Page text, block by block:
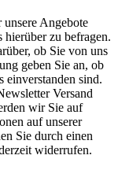
Angebote
zu befragen.
ob Sie von uns
geben Sie an, ob
einverstanden sind.
Versand
wir Sie auf
auf unserer
Sie durch einen
widerrufen.